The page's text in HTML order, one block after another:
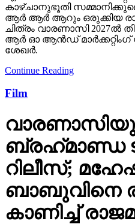
കാഴ്ചാനുഭൂതി
ആർ ആർ ആറും ഒരുക്കിയ
ചിത്രം വാരണാസി 2027ൽ
ആർ ഓ ആൻഡ് മാർക്കറ്റിംഗ്
ശേഖർ.
Continue Reading
Film
ബ്രഹ്‌മാണ്ഡ
റിലീസ്;
ബാബുവിനെ
കാണിച്ച്